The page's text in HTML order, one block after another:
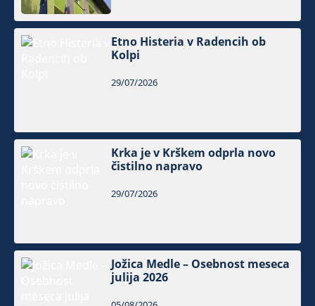
Etno Histeria v Radencih ob
Kolpi
29/07/2026
Krka je v Krškem odprla novo
čistilno napravo
29/07/2026
Jožica Medle – Osebnost meseca
julija 2026